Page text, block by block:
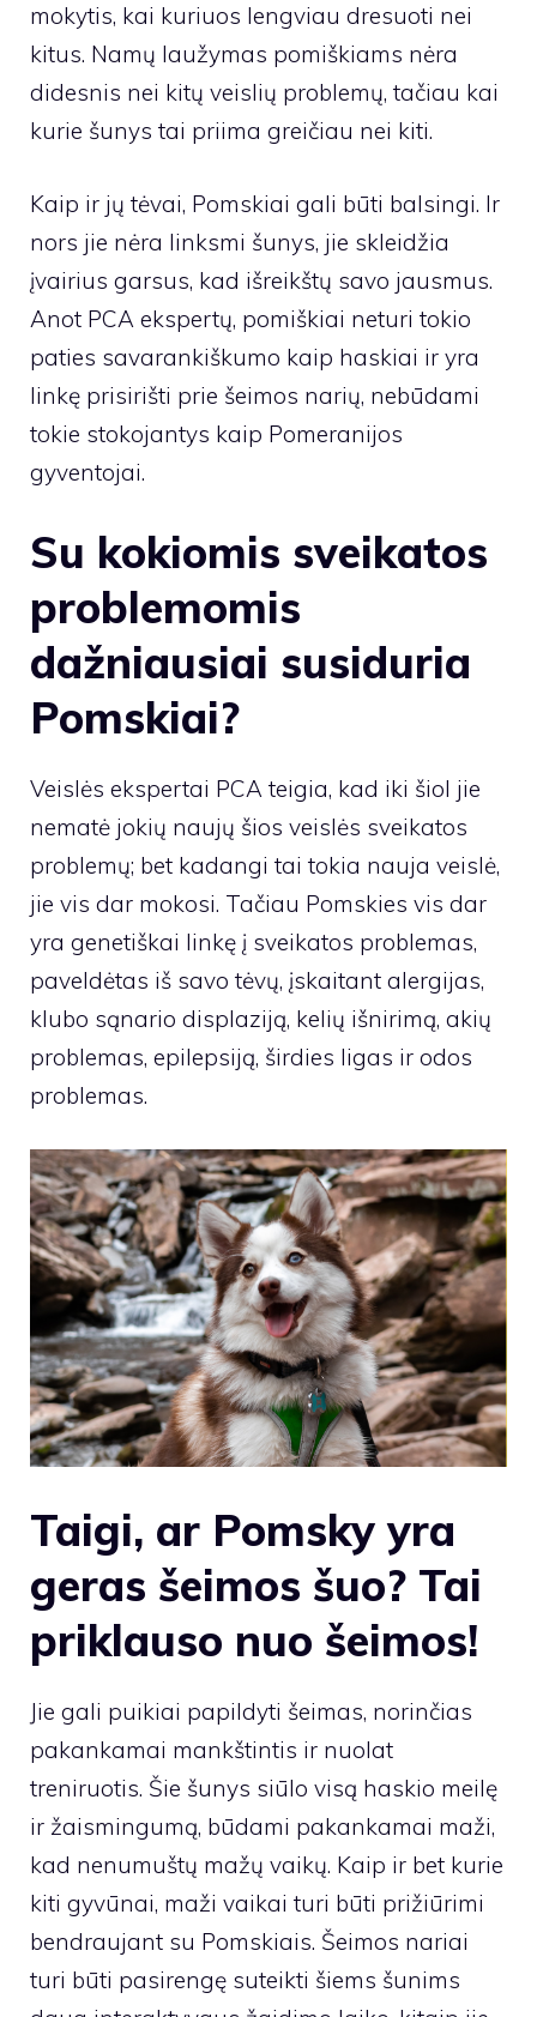
mokytis, kai kuriuos lengviau dresuoti nei
kitus. Namų laužymas pomiškiams nėra
didesnis nei kitų veislių problemų, tačiau kai
kurie šunys tai priima greičiau nei kiti.
Kaip ir jų tėvai, Pomskiai gali būti balsingi. Ir
nors jie nėra linksmi šunys, jie skleidžia
įvairius garsus, kad išreikštų savo jausmus.
Anot PCA ekspertų, pomiškiai neturi tokio
paties savarankiškumo kaip haskiai ir yra
linkę prisirišti prie šeimos narių, nebūdami
tokie stokojantys kaip Pomeranijos
gyventojai.
Su kokiomis sveikatos
problemomis
dažniausiai susiduria
Pomskiai?
Veislės ekspertai PCA teigia, kad iki šiol jie
nematė jokių naujų šios veislės sveikatos
problemų; bet kadangi tai tokia nauja veislė,
jie vis dar mokosi. Tačiau Pomskies vis dar
yra genetiškai linkę į sveikatos problemas,
paveldėtas iš savo tėvų, įskaitant alergijas,
klubo sąnario displaziją, kelių išnirimą, akių
problemas, epilepsiją, širdies ligas ir odos
problemas.
Taigi, ar Pomsky yra
geras šeimos šuo? Tai
priklauso nuo šeimos!
Jie gali puikiai papildyti šeimas, norinčias
pakankamai mankštintis ir nuolat
treniruotis. Šie šunys siūlo visą haskio meilę
ir žaismingumą, būdami pakankamai maži,
kad nenumuštų mažų vaikų. Kaip ir bet kurie
kiti gyvūnai, maži vaikai turi būti prižiūrimi
bendraujant su Pomskiais. Šeimos nariai
turi būti pasirengę suteikti šiems šunims